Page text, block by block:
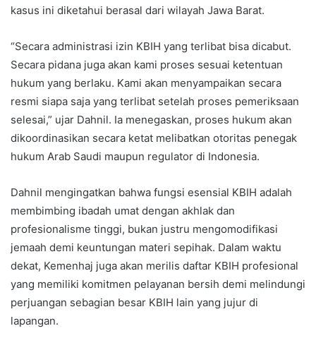
kasus ini diketahui berasal dari wilayah Jawa Barat.
“Secara administrasi izin KBIH yang terlibat bisa dicabut.
Secara pidana juga akan kami proses sesuai ketentuan
hukum yang berlaku. Kami akan menyampaikan secara
resmi siapa saja yang terlibat setelah proses pemeriksaan
selesai,” ujar Dahnil. Ia menegaskan, proses hukum akan
dikoordinasikan secara ketat melibatkan otoritas penegak
hukum Arab Saudi maupun regulator di Indonesia.
Dahnil mengingatkan bahwa fungsi esensial KBIH adalah
membimbing ibadah umat dengan akhlak dan
profesionalisme tinggi, bukan justru mengomodifikasi
jemaah demi keuntungan materi sepihak. Dalam waktu
dekat, Kemenhaj juga akan merilis daftar KBIH profesional
yang memiliki komitmen pelayanan bersih demi melindungi
perjuangan sebagian besar KBIH lain yang jujur di
lapangan.